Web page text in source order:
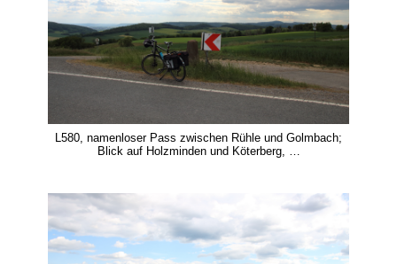
L580, namenloser Pass zwischen Rühle und Golmbach;
Blick auf Holzminden und Köterberg, …